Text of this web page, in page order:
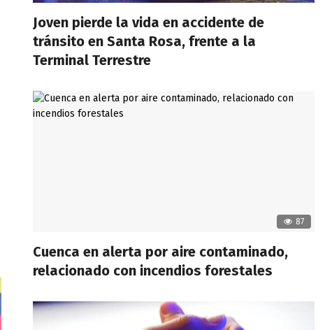
Joven pierde la vida en accidente de
tránsito en Santa Rosa, frente a la
Terminal Terrestre
87
Cuenca en alerta por aire contaminado,
relacionado con incendios forestales